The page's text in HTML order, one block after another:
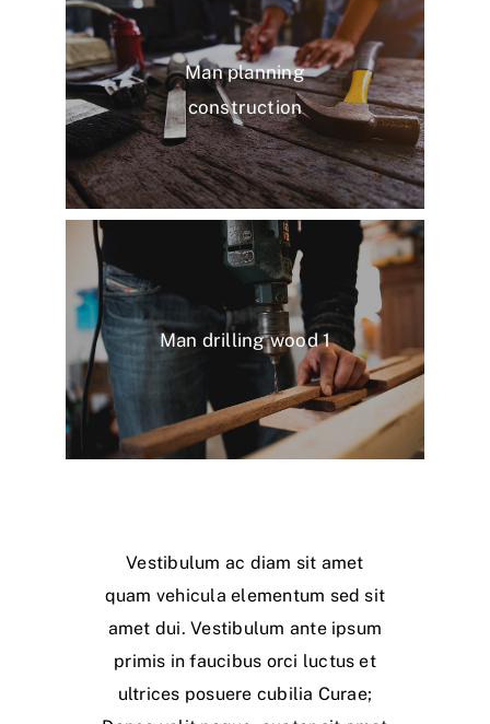
Man planning
construction
Man drilling wood 1
Vestibulum ac diam sit amet
quam vehicula elementum sed sit
amet dui. Vestibulum ante ipsum
primis in faucibus orci luctus et
ultrices posuere cubilia Curae;